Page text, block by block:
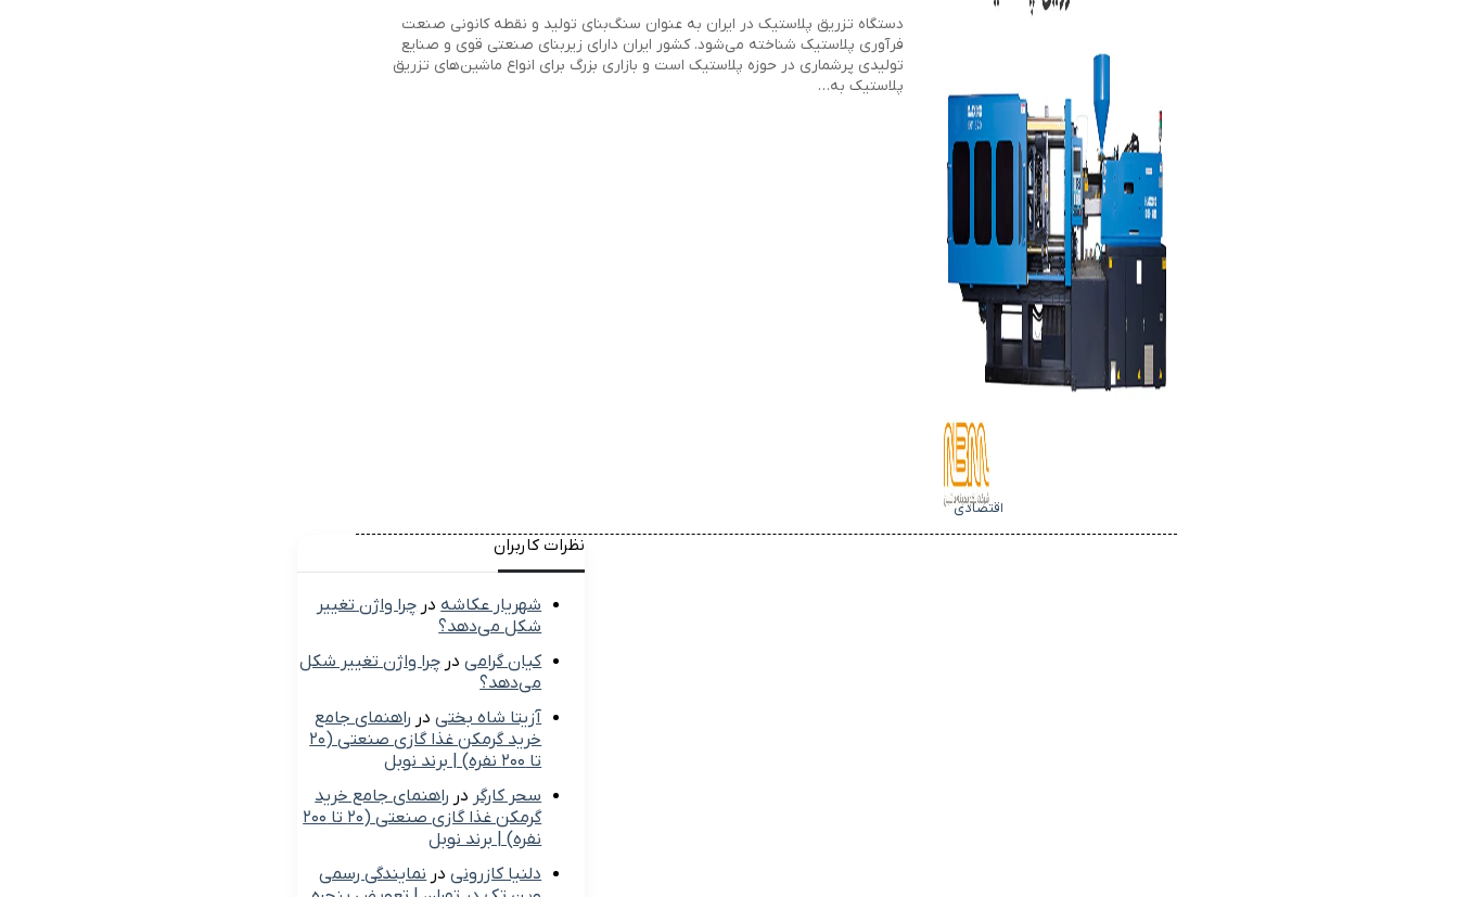
اقتصادی
دستگاه تزریق پلاستیک در ایران به عنوان سنگ‌بنای تولید و نقطه کانونی صنعت
فرآوری پلاستیک شناخته می‌شود. کشور ایران دارای زیربنای صنعتی قوی و صنایع
تولیدی پرشماری در حوزه پلاستیک است و بازاری بزرگ برای انواع ماشین‌های تزریق
پلاستیک به…
نظرات کاربران
شهریار عکاشه در چرا واژن تغییر
شکل می‌دهد؟
کیان گرامیدر چرا واژن تغییر شکل
می‌دهد؟
آزیتا شاه بختیدر راهنمای جامع
خرید گرمکن غذا گازی صنعتی (۲۰
تا ۲۰۰ نفره) | برند نوبل
سحر کارگر در راهنمای جامع خرید
گرمکن غذا گازی صنعتی (۲۰ تا ۲۰۰
نفره) | برند نوبل
دلنیا کازرونیدر نمایندگی رسمی